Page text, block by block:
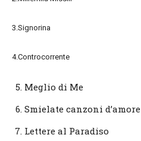
3.Signorina
4.Controcorrente
Meglio di Me
Smielate canzoni d’amore
Lettere al Paradiso